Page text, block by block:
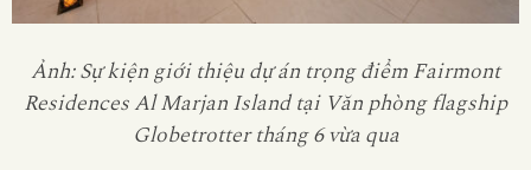
Ảnh: Sự kiện giới thiệu dự án trọng điểm Fairmont
Residences Al Marjan Island tại Văn phòng flagship
Globetrotter tháng 6 vừa qua